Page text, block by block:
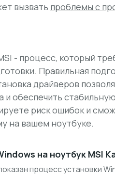
вызвать проблемы с
- процесс, который
Правильная
драйверов
и обеспечить
риск ошибок и
на вашем ноутбуке.
на ноутбук MSI
процесс установки